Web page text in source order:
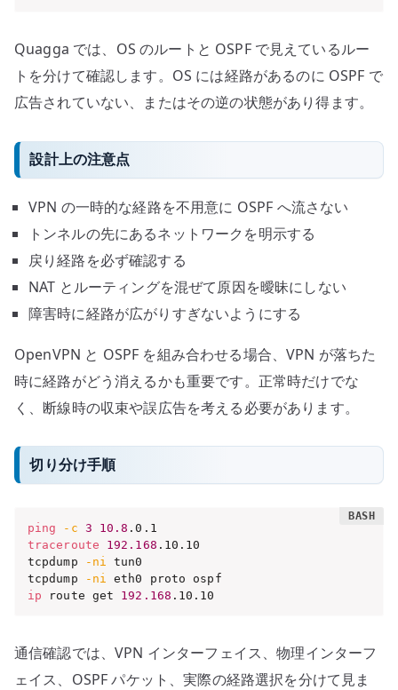
Quagga では、OS のルートと OSPF で見えているルー
トを分けて確認します。OS には経路があるのに OSPF で
広告されていない、またはその逆の状態があり得ます。
設計上の注意点
VPN の一時的な経路を不用意に OSPF へ流さない
トンネルの先にあるネットワークを明示する
戻り経路を必ず確認する
NAT とルーティングを混ぜて原因を曖昧にしない
障害時に経路が広がりすぎないようにする
OpenVPN と OSPF を組み合わせる場合、VPN が落ちた
時に経路がどう消えるかも重要です。正常時だけでな
く、断線時の収束や誤広告を考える必要があります。
切り分け手順
ping -c 3 10.8
traceroute
192.168 .10.10
tcpdump
-ni
tun0
tcpdump
-ni
ip route get 192.168 .10.10
通信確認では、VPN インターフェイス、物理インターフ
ェイス、OSPF パケット、実際の経路選択を分けて見ま